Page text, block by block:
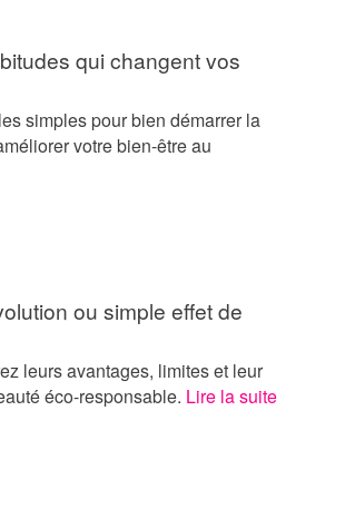
qui changent vos
simples pour bien démarrer la
votre bien-être au
ou simple effet de
leurs avantages, limites et leur
éco-responsable. Lire la suite